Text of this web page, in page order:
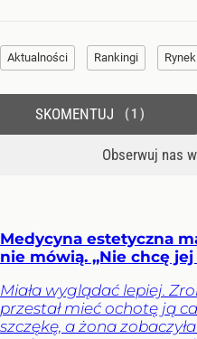
Aktualności Rankingi Rynek
Obserwuj nas w
SKOMENTUJ 1
Medycyna estetyczna
nie mówią. „Nie chcę jej
Miała wyglądać lepiej.
przestał mieć ochotę ją
szczękę, a żona